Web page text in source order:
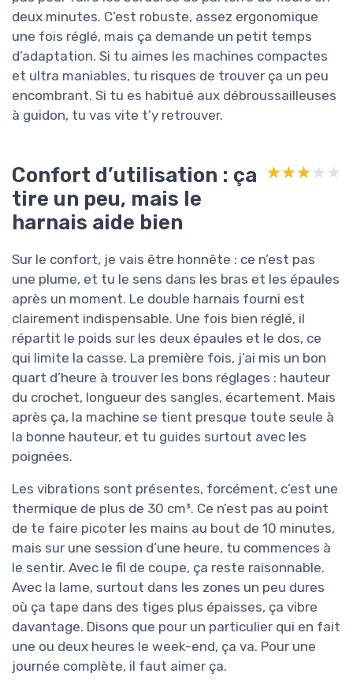
deux minutes. C’est robuste, assez ergonomique
une fois réglé, mais ça demande un petit temps
d’adaptation. Si tu aimes les machines compactes
et ultra maniables, tu risques de trouver ça un peu
encombrant. Si tu es habitué aux débroussailleuses
à guidon, tu vas vite t’y retrouver.
Confort d’utilisation : ça
tire un peu, mais le
harnais aide bien
★★★★★
★★★★★
Sur le confort, je vais être honnête : ce n’est pas
une plume, et tu le sens dans les bras et les épaules
après un moment. Le double harnais fourni est
clairement indispensable. Une fois bien réglé, il
répartit le poids sur les deux épaules et le dos, ce
qui limite la casse. La première fois, j’ai mis un bon
quart d’heure à trouver les bons réglages : hauteur
du crochet, longueur des sangles, écartement. Mais
après ça, la machine se tient presque toute seule à
la bonne hauteur, et tu guides surtout avec les
poignées.
Les vibrations sont présentes, forcément, c’est une
thermique de plus de 30 cm³. Ce n’est pas au point
de te faire picoter les mains au bout de 10 minutes,
mais sur une session d’une heure, tu commences à
le sentir. Avec le fil de coupe, ça reste raisonnable.
Avec la lame, surtout dans les zones un peu dures
où ça tape dans des tiges plus épaisses, ça vibre
davantage. Disons que pour un particulier qui en fait
une ou deux heures le week-end, ça va. Pour une
journée complète, il faut aimer ça.